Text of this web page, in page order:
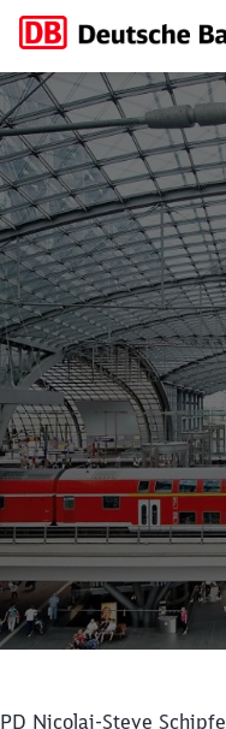
No Page
PD Nicolai-Steve